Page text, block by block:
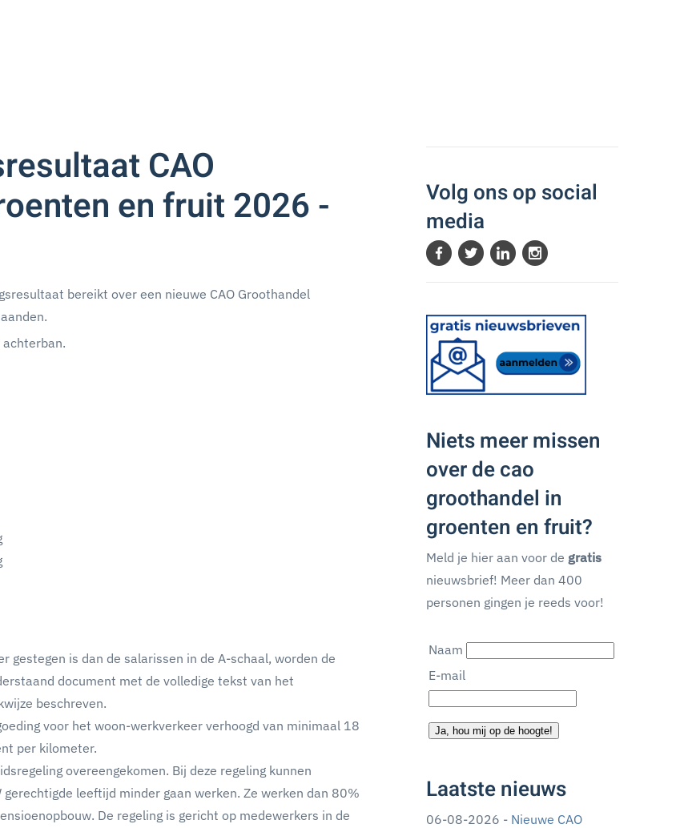
CAO
en fruit 2026 -
bereikt over een nieuwe CAO Groothandel
is dan de salarissen in de A-schaal, worden de
document met de volledige tekst van het
beschreven.
voor het woon-werkverkeer verhoogd van minimaal 18
per kilometer.
overeengekomen. Bij deze regeling kunnen
leeftijd minder gaan werken. Ze werken dan 80%
De regeling is gericht op medewerkers in de
Volg ons op social
media
Niets meer missen
over de cao
groothandel in
groenten en fruit?
Meld je hier aan voor de gratis
nieuwsbrief! Meer dan 400
personen gingen je reeds voor!
Naam
E-mail
Ja, hou mij op de hoogte!
Laatste nieuws
06-08-2026 - Nieuwe CAO